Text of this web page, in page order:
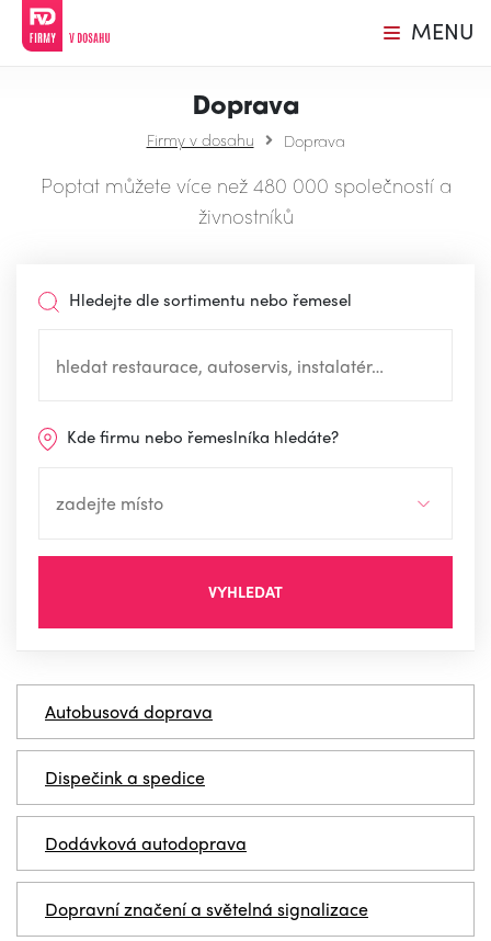
MENU
Doprava
Firmy v dosahu Doprava
Poptat můžete více než 480 000 společností a
živnostníků
Hledejte dle sortimentu nebo řemesel
Kde firmu nebo řemeslníka hledáte?
VYHLEDAT
Autobusová doprava
Dispečink a spedice
Dodávková autodoprava
Dopravní značení a světelná signalizace